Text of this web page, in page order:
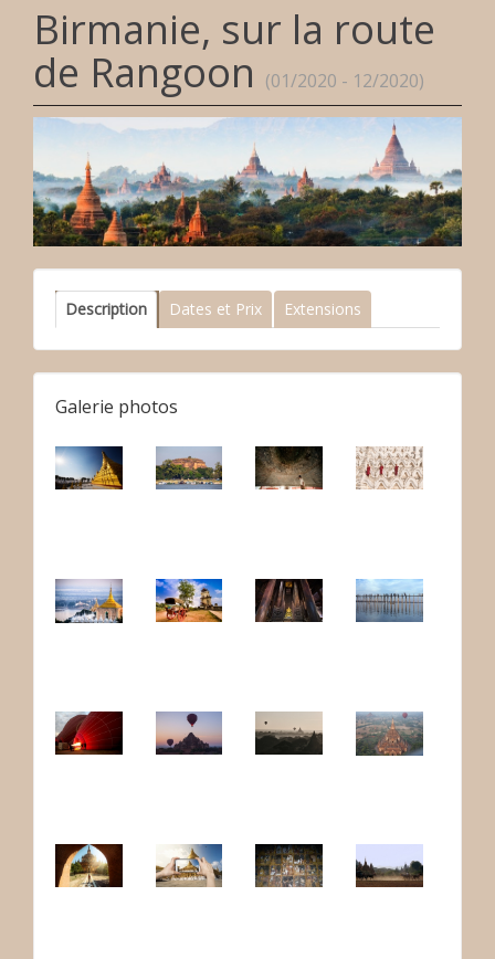
Birmanie, sur la route
de Rangoon (01/2020 - 12/2020)
Description Dates et Prix Extensions
Galerie photos